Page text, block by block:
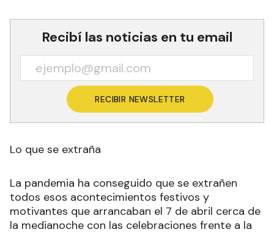
Recibí las noticias en tu email
RECIBIR NEWSLETTER
Lo que se extraña
La pandemia ha conseguido que se extrañen
todos esos acontecimientos festivos y
motivantes que arrancaban el 7 de abril cerca de
la medianoche con las celebraciones frente a la